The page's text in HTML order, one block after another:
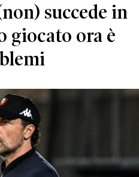
succede in
giocato ora è